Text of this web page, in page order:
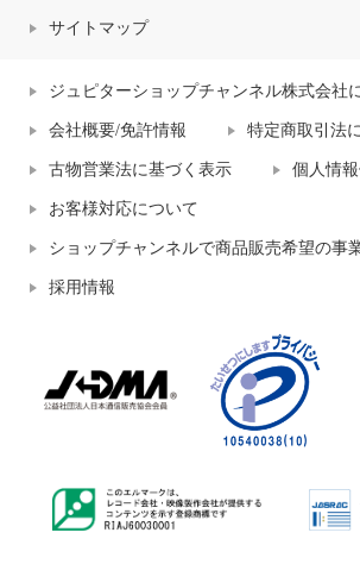
サイトマップ
ジュピターショップチャンネル株式会社
会社概要/免許情報 特定商取引法
古物営業法に基づく表示 個人情
お客様対応について
ショップチャンネルで商品販売希望の事
採用情報